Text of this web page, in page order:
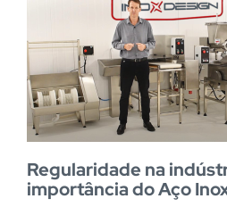
Regularidade na
importância do Aço